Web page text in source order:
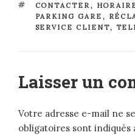
ÉTIQUETTES
CONTACTER,
PARKING GARE ,
SERVICE CLIENT,
Laisser un
Votre adresse e-mail ne
obligatoires sont indiqués